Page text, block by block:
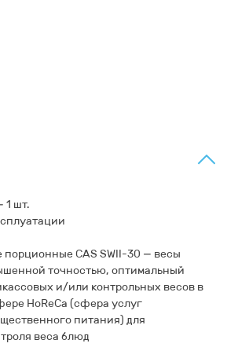
1 шт.
порционные CAS SWII-30 — весы
точностью, оптимальный
и/или контрольных весов в
HoReCa (сфера услуг
питания) для
веса блюд